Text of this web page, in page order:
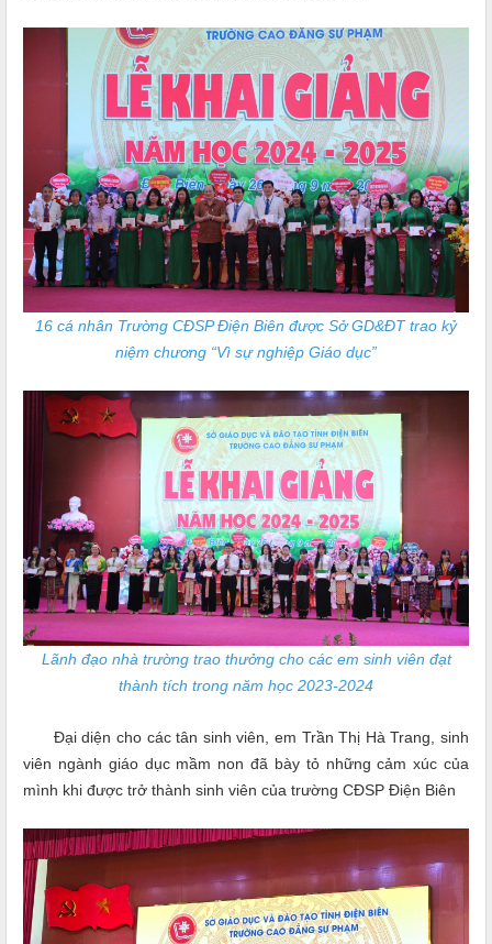
16 cá nhân Trường CĐSP Điện Biên được Sở GD&ĐT trao kỷ
niệm chương “Vì sự nghiệp Giáo dục”
Lãnh đạo nhà trường trao thưởng cho các em sinh viên đạt
thành tích trong năm học 2023-2024
Đại diện cho các tân sinh viên, em Trần Thị Hà Trang, sinh
viên ngành giáo dục mầm non đã bày tỏ những cảm xúc của
mình khi được trở thành sinh viên của trường CĐSP Điện Biên